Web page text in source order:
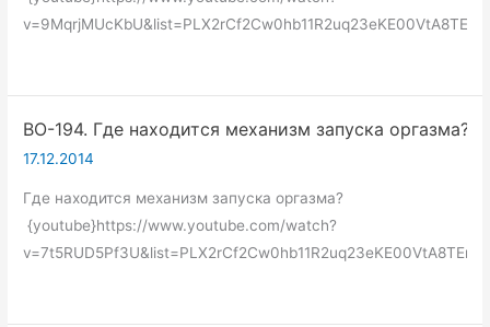
ВО-194. Где находится механизм запуска оргазма?
17.12.2014
Где находится механизм запуска оргазма?
{youtube}https://www.youtube.com/watch?